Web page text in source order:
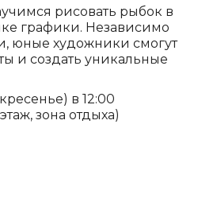
рисовать рыбок в
графики. Независимо
юные художники смогут
и создать уникальные
в 12:00
зона отдыха)